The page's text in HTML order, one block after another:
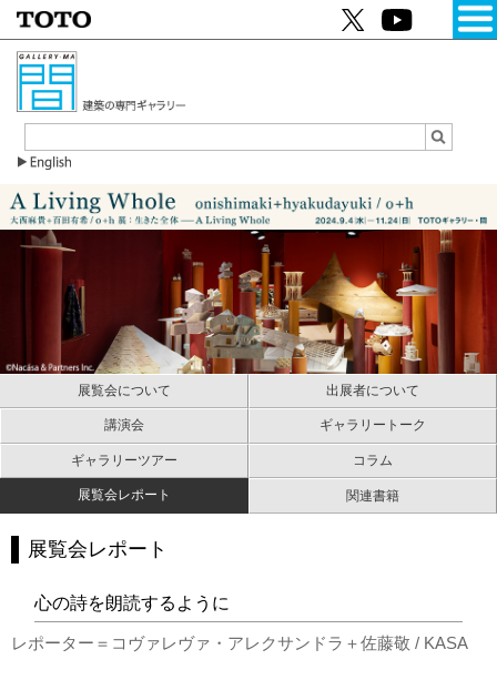
展覧会について 出展者について
講演会 ギャラリートーク
ギャラリーツアー コラム
展覧会レポート 関連書籍
展覧会レポート
心の詩を朗読するように
レポーター＝コヴァレヴァ・アレクサンドラ＋佐藤敬 / KASA